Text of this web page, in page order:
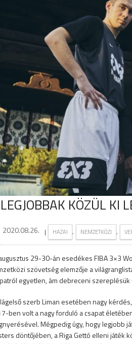
KÖZÜL KI
2020.08.26. | HAZAI , NEMZETKÖZI ,
29-30-án esedékes FIBA 3×3
szövetség elemzője a
egyetlen, ám debreceni
szerb Liman esetében nagy
ben volt a nagy forduló a csapat
Mégpedig úgy, hogy legjobb
döntőjében, a Riga Gettó elleni játék